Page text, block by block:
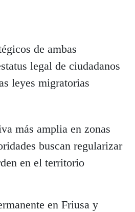
de ambas
legal de ciudadanos
leyes migratorias
más amplia en zonas
buscan regularizar
en el territorio
en Friusa y